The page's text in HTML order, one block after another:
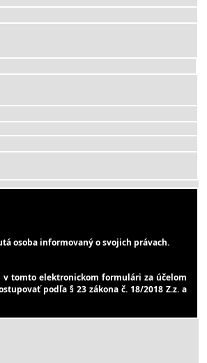
osoba informovaný o svojich právach.
v tomto elektronickom formulári za účelom
podľa § 23 zákona č. 18/2018 Z.z. a